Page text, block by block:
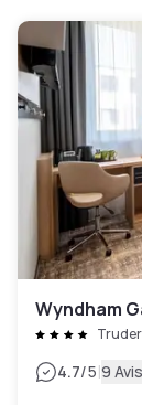
Wyndham
4.7/5|9 Avis